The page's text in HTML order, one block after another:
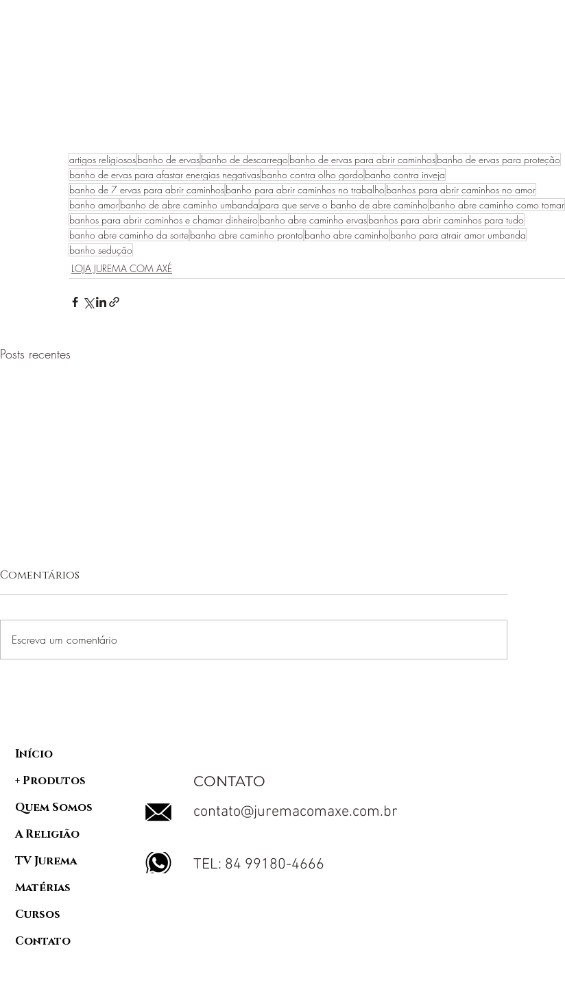
artigos religiososbanho de ervasbanho de descarregobanho de ervas para abrir caminhosbanho de ervas para proteção
banho de ervas para afastar energias negativasbanho contra olho gordobanho contra inveja
banho de 7 ervas para abrir caminhosbanho para abrir caminhos no trabalhobanhos para abrir caminhos no amor
banho amorbanho de abre caminho umbanda para que serve o banho de abre caminhobanho abre caminho como tomar
banhos para abrir caminhos e chamar dinheirobanho abre caminho ervasbanhos para abrir caminhos para tudo
banho abre caminho da sortebanho abre caminho prontobanho abre caminhobanho para atrair amor umbanda
banho sedução
LOJA JUREMA COM AXÉ
Posts recentes
amor
Comentários
Escreva um comentário
Início
+ Produtos
Quem Somos
A Religião
TV Jurema
Matérias
Cursos
Contato
CONTATO
contato@juremacomaxe.com.br
TEL: 84 99180-4666